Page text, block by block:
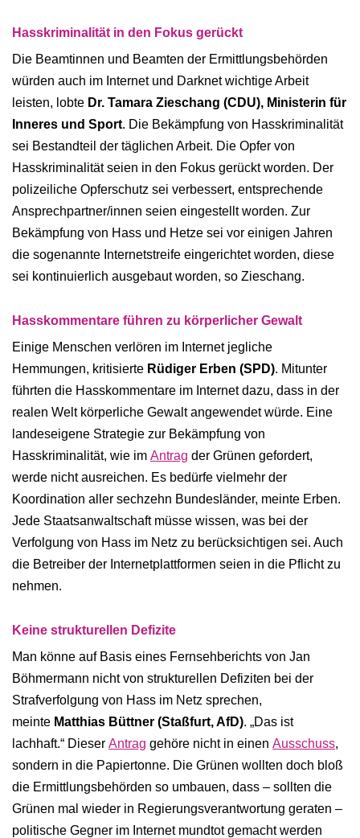
Hasskriminalität in den Fokus gerückt
Die Beamtinnen und Beamten der Ermittlungsbehörden
würden auch im Internet und Darknet wichtige Arbeit
leisten, lobte Dr. Tamara Zieschang (CDU), Ministerin für
Inneres und Sport. Die Bekämpfung von Hasskriminalität
sei Bestandteil der täglichen Arbeit. Die Opfer von
Hasskriminalität seien in den Fokus gerückt worden. Der
polizeiliche Opferschutz sei verbessert, entsprechende
Ansprechpartner/innen seien eingestellt worden. Zur
Bekämpfung von Hass und Hetze sei vor einigen Jahren
die sogenannte Internetstreife eingerichtet worden, diese
sei kontinuierlich ausgebaut worden, so Zieschang.
Hasskommentare führen zu körperlicher Gewalt
Einige Menschen verlören im Internet jegliche
Hemmungen, kritisierte Rüdiger Erben (SPD). Mitunter
führten die Hasskommentare im Internet dazu, dass in der
realen Welt körperliche Gewalt angewendet würde. Eine
landeseigene Strategie zur Bekämpfung von
Hasskriminalität, wie im Antrag der Grünen gefordert,
werde nicht ausreichen. Es bedürfe vielmehr der
Koordination aller sechzehn Bundesländer, meinte Erben.
Jede Staatsanwaltschaft müsse wissen, was bei der
Verfolgung von Hass im Netz zu berücksichtigen sei. Auch
die Betreiber der Internetplattformen seien in die Pflicht zu
nehmen.
Keine strukturellen Defizite
Man könne auf Basis eines Fernsehberichts von Jan
Böhmermann nicht von strukturellen Defiziten bei der
Strafverfolgung von Hass im Netz sprechen,
meinte Matthias Büttner (Staßfurt, AfD). „Das ist
lachhaft.“ Dieser Antrag gehöre nicht in einen Ausschuss,
sondern in die Papiertonne. Die Grünen wollten doch bloß
die Ermittlungsbehörden so umbauen, dass – sollten die
Grünen mal wieder in Regierungsverantwortung geraten –
politische Gegner im Internet mundtot gemacht werden